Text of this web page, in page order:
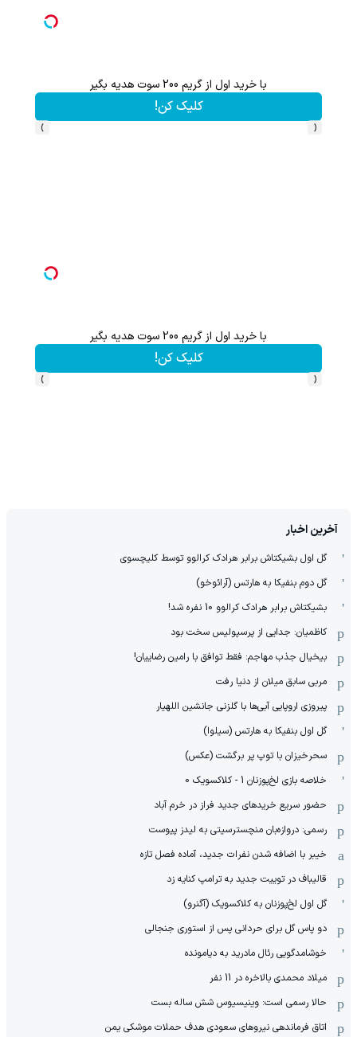
با خرید اول از گریم 200 سوت هدیه بگیر
کلیک کن!
‹
›
با خرید اول از گریم 200 سوت هدیه بگیر
کلیک کن!
‹
›
آخرین اخبار
گل اول بشیکتاش برابر هرادک کرالوو توسط کلیچسوی
گل دوم بنفیکا به هارتس (آرائوخو)
بشیکتاش برابر هرادک کرالوو 10 نفره شد!
کاظمیان: جدایی از پرسپولیس سخت بود
بیخیال جذب مهاجم: فقط توافق با رامین رضاییان!
مربی سابق میلان از دنیا رفت
پیروزی اروپایی آبی‌ها با گلزنی جانشین اللهیار
گل اول بنفیکا به هارتس (سیلوا)
سحرخیزان با توپ پر برگشت (عکس)
خلاصه بازی لخ‌پوزنان 1 - کلاکسویک 0
حضور سریع خریدهای جدید فراز در خرم آباد
رسمی: دروازه‌بان منچسترسیتی به لیدز پیوست
خیبر با اضافه شدن نفرات جدید، آماده فصل تازه
قالیباف در توییت جدید به ترامپ کنایه زد
گل اول لخ‌پوزنان به کلاکسویک (آگنرو)
دو پاس گل برای حردانی پس از استوری جنجالی
خوشامدگویی رئال مادرید به دیامونده
میلاد محمدی بالاخره در 11 نفر
حالا رسمی است: وینیسیوس شش ساله بست
اتاق فرماندهی نیروهای سعودی هدف حملات موشکی یمن